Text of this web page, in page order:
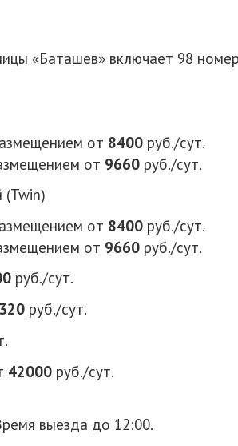
«Баташев» включает 98
от 8400 руб./сут.
от 9660 руб./сут.
(Twin)
от 8400 руб./сут.
от 9660 руб./сут.
руб./сут.
руб./сут.
42000 руб./сут.
выезда до 12:00.